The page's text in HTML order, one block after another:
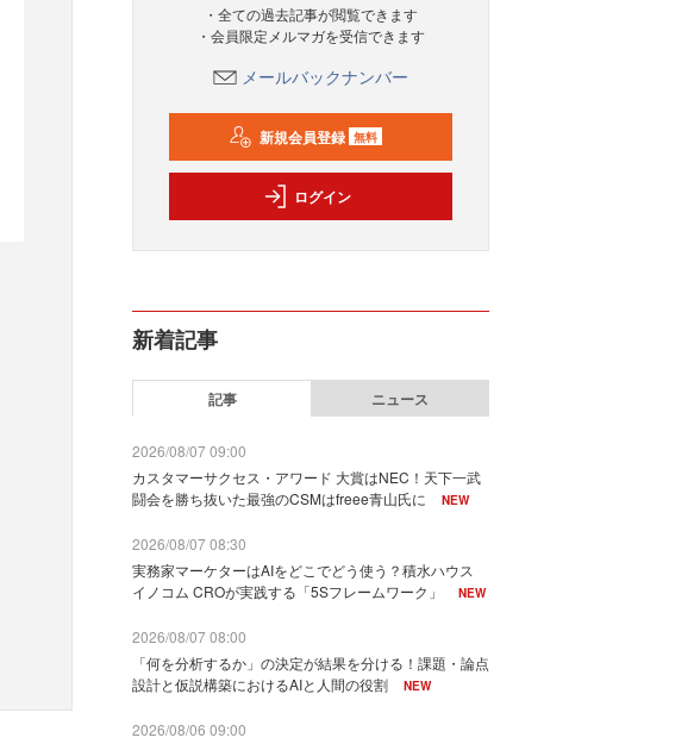
・全ての過去記事が閲覧できます
・会員限定メルマガを受信できます
メールバックナンバー
新規会員登録 無料
ログイン
新着記事
記事 ニュース
2026/08/07 09:00
カスタマーサクセス・アワード 大賞はNEC！天下一武
闘会を勝ち抜いた最強のCSMはfreee青山氏に
NEW
2026/08/07 08:30
実務家マーケターはAIをどこでどう使う？積水ハウス
イノコム CROが実践する「5Sフレームワーク」
NEW
2026/08/07 08:00
「何を分析するか」の決定が結果を分ける！課題・論点
設計と仮説構築におけるAIと人間の役割
NEW
2026/08/06 09:00